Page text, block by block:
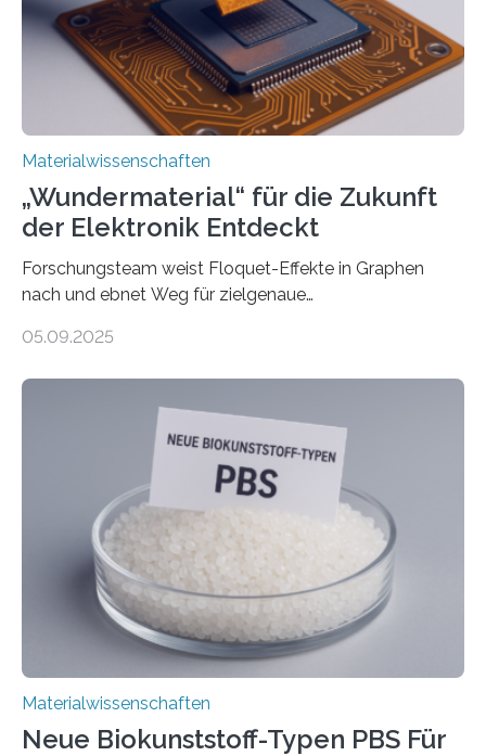
interdisziplinären Graduiertenprogramms für
Materialwissenschaften an der Vanderbilt University,
und Alexander Paarmann vom Fritz-Haber-Institut
leiteten ein internationales Forschungsprojekt, das…
Materialwissenschaften
„Wundermaterial“ für die Zukunft
der Elektronik Entdeckt
Forschungsteam weist Floquet-Effekte in Graphen
nach und ebnet Weg für zielgenaue
– nur eine Atomlage dick, aber extrem leitfähig und
Sensoren, leistungsstarken Batterien und effizienten
Solarzellen. Eine neue Studie hebt das Potenzial nun
noch auf ein neues Level: Zum ersten Mal haben
Forschende an der Universität Göttingen gemeinsam
mit Kollegen aus Braunschweig, Bremen und der
Schweiz direkt beobachtet, wie in Graphen…
05.09.2025
Materialwissenschaften
Neue Biokunststoff-Typen PBS Für